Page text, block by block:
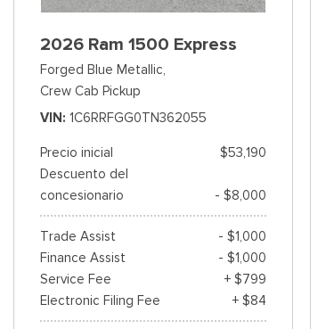
2026 Ram 1500 Express
Forged Blue Metallic,
Crew Cab Pickup
VIN 1C6RRFGG0TN362055
Precio inicial
$53,190
Descuento del
concesionario
- $8,000
Trade Assist
- $1,000
Finance Assist
- $1,000
Service Fee
+ $799
Electronic Filing Fee
+ $84